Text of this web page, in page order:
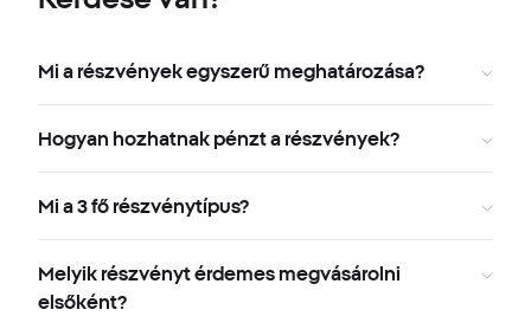
Mi a részvények egyszerű meghatározása?
Hogyan hozhatnak pénzt a részvények?
Mi a 3 fő részvénytípus?
Melyik részvényt érdemes megvásárolni
elsőként?